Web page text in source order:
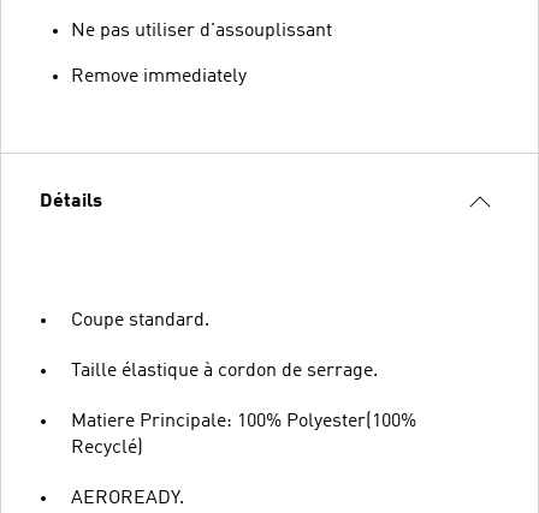
Ne pas utiliser d'assouplissant
Remove immediately
Détails
Coupe standard.
Taille élastique à cordon de serrage.
Matiere Principale: 100% Polyester(100%
Recyclé)
AEROREADY.